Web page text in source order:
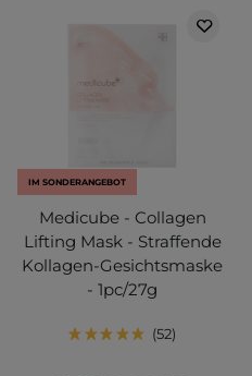
IM SONDERANGEBOT
Medicube - Collagen
Lifting Mask - Straffende
Kollagen-Gesichtsmaske
- 1pc/27g
52